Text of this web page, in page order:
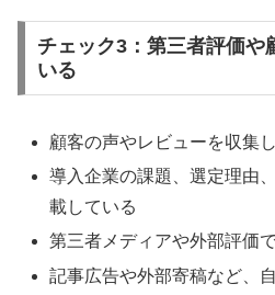
チェック3：第三者評価や
いる
顧客の声やレビューを収集
導入企業の課題、選定理由
載している
第三者メディアや外部評価
記事広告や外部寄稿など、